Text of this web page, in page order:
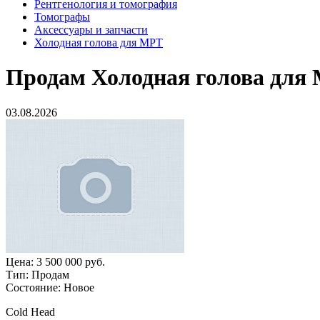
Рентгенология и томография
Томографы
Аксессуары и запчасти
Холодная голова для МРТ
Продам Холодная голова
03.08.2026
Цена: 3 500 000 руб.
Тип: Продам
Состояние: Новое
Cold Head